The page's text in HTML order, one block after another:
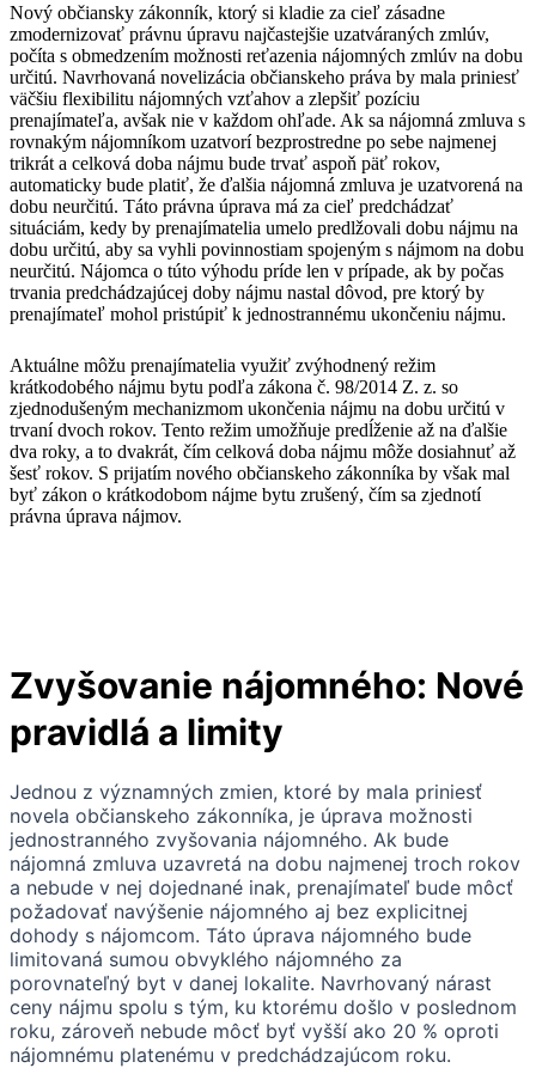
Nový občiansky zákonník, ktorý si kladie za cieľ zásadne
zmodernizovať právnu úpravu najčastejšie uzatváraných zmlúv,
počíta s obmedzením možnosti reťazenia nájomných zmlúv na dobu
určitú. Navrhovaná novelizácia občianskeho práva by mala priniesť
väčšiu flexibilitu nájomných vzťahov a zlepšiť pozíciu
prenajímateľa, avšak nie v každom ohľade. Ak sa nájomná zmluva s
rovnakým nájomníkom uzatvorí bezprostredne po sebe najmenej
trikrát a celková doba nájmu bude trvať aspoň päť rokov,
automaticky bude platiť, že ďalšia nájomná zmluva je uzatvorená na
dobu neurčitú. Táto právna úprava má za cieľ predchádzať
situáciám, kedy by prenajímatelia umelo predlžovali dobu nájmu na
dobu určitú, aby sa vyhli povinnostiam spojeným s nájmom na dobu
neurčitú. Nájomca o túto výhodu príde len v prípade, ak by počas
trvania predchádzajúcej doby nájmu nastal dôvod, pre ktorý by
prenajímateľ mohol pristúpiť k jednostrannému ukončeniu nájmu.
Aktuálne môžu prenajímatelia využiť zvýhodnený režim
krátkodobého nájmu bytu podľa zákona č. 98/2014 Z. z. so
zjednodušeným mechanizmom ukončenia nájmu na dobu určitú v
trvaní dvoch rokov. Tento režim umožňuje predĺženie až na ďalšie
dva roky, a to dvakrát, čím celková doba nájmu môže dosiahnuť až
šesť rokov. S prijatím nového občianskeho zákonníka by však mal
byť zákon o krátkodobom nájme bytu zrušený, čím sa zjednotí
právna úprava nájmov.
Zvyšovanie nájomného: Nové
pravidlá a limity
Jednou z významných zmien, ktoré by mala priniesť
novela občianskeho zákonníka, je úprava možnosti
jednostranného zvyšovania nájomného. Ak bude
nájomná zmluva uzavretá na dobu najmenej troch rokov
a nebude v nej dojednané inak, prenajímateľ bude môcť
požadovať navýšenie nájomného aj bez explicitnej
dohody s nájomcom. Táto úprava nájomného bude
limitovaná sumou obvyklého nájomného za
porovnateľný byt v danej lokalite. Navrhovaný nárast
ceny nájmu spolu s tým, ku ktorému došlo v poslednom
roku, zároveň nebude môcť byť vyšší ako 20 % oproti
nájomnému platenému v predchádzajúcom roku.